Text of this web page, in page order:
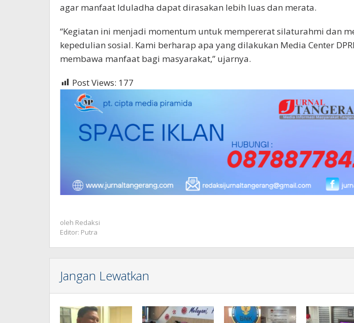
agar manfaat Iduladha dapat dirasakan lebih luas dan merata.
“Kegiatan ini menjadi momentum untuk mempererat silaturahmi dan
kepedulian sosial. Kami berharap apa yang dilakukan Media Center
membawa manfaat bagi masyarakat,” ujarnya.
Post Views: 177
oleh Redaksi
Editor: Putra
Jangan Lewatkan